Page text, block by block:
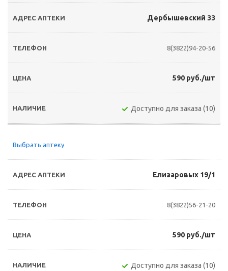
Дербышевский 33
8(3822)94-20-56
590 руб./шт
Доступно для заказа (10)
Выбрать аптеку
Елизаровых 19/1
8(3822)56-21-20
590 руб./шт
Доступно для заказа (10)